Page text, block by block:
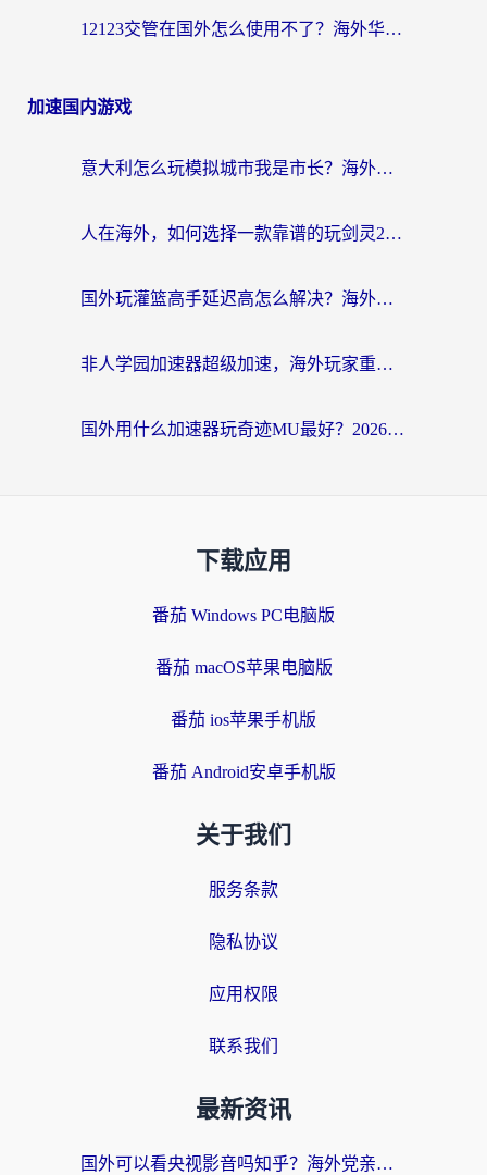
12123交管在国外怎么使用不了？海外华人必看的无缝访问国内资源指南
加速国内游戏
意大利怎么玩模拟城市我是市长？海外党国服游戏加速终极攻略（附三国3量子特攻解决办法）
人在海外，如何选择一款靠谱的玩剑灵2加速器？
国外玩灌篮高手延迟高怎么解决？海外玩家国服游戏加速终极指南
非人学园加速器超级加速，海外玩家重返国服的通行证
国外用什么加速器玩奇迹MU最好？2026海外玩家国服游戏加速全攻略
下载应用
番茄 Windows PC电脑版
番茄 macOS苹果电脑版
番茄 ios苹果手机版
番茄 Android安卓手机版
关于我们
服务条款
隐私协议
应用权限
联系我们
最新资讯
国外可以看央视影音吗知乎？海外党亲测有效的回国加速方案